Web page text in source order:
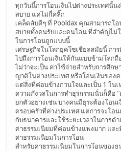
ทุกวันนี้การโอนเงินไปต่างประเทศนั้น
สบาย แค่ไม่กี่คลิ๊ก
เคล็ดลับดีๆ ที่ Pooldax คุณสามารถโอ
สบายทั้งคนรับและคนโอน ที่สำคัญไม่
ในการโอนถูกแบบนี้
เศรษฐกิจในโลกยุคโซเชียลสมัยนี้ กา
ไปถึงการโอนเงินให้กันแบบข้ามโลกถื
ไม่ว่าจะเป็น ค่าใช้จ่ายสำหรับการศึกษ
ญาติในต่างประเทศ หรือโอนเงินของ
แต่สิ่งที่ค่อนข้างกวนใจและเป็น 1 ใน
ความกังวลในการทำธุรกรรมนั่นก็คือ
ยกตัวอย่างเช่น บางคนมีธุระต้องโอน
ครอบครัวที่ค่างประเทศ แต่การจะโอ
กับธนาคารและใช้ระยะเวลาในการด
ค่าธรรมเนียมที่ค่อนข้างแพงมาก แล
ค่าธรรมเนียมในการโอน
สำหรับค่าธรรมเนียมในการโอนของ